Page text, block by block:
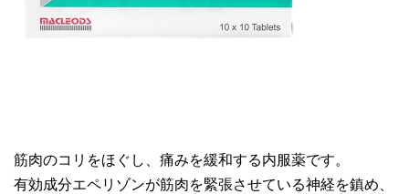
筋肉のコリをほぐし、痛みを緩和する内服薬です。
有効成分エペリゾンが筋肉を緊張させている神経を鎮め、